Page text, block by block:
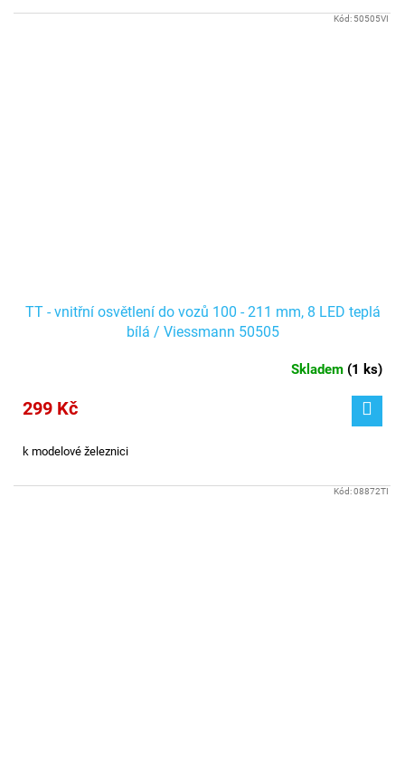
TT - vnitřní osvětlení do vozů 100 - 211 mm, 8 LED teplá
bílá / Viessmann 50505
Skladem (1 ks)
299 Kč
k modelové železnici
Kód: 50505VI
Kód:08872TI